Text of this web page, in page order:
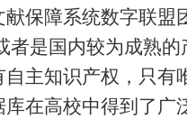
保障系统数字联盟
者是国内较为成熟的
主知识产权，只有
在高校中得到了广